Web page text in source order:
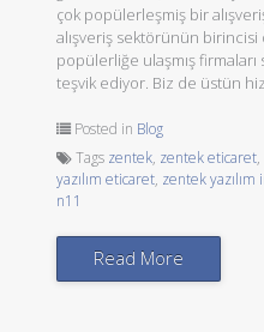
çok popülerleşmiş bir
alışveriş sektörünün
popülerliğe ulaşmış firmaları
teşvik ediyor. Biz de üstün
Posted in Blog
Tags zentek, zentek eticaret,
yazılım eticaret, zentek
n11
Read More